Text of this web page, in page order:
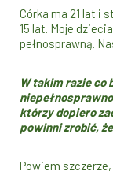
Córka ma 21 lat i
15 lat. Moje
pełnosprawną.
W takim razie co
którzy dopiero
powinni zrobić,
Powiem